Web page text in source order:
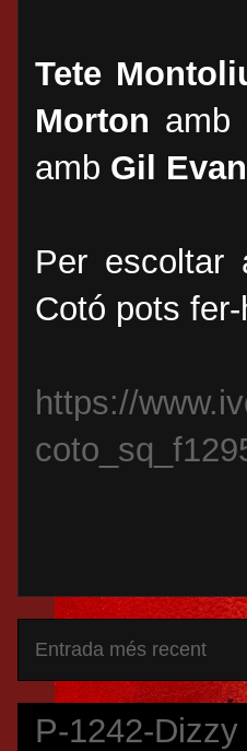
Tete
Morton amb
amb Gil
Per escoltar
Cotó pots
https://
Entrada més recent
P-1242-